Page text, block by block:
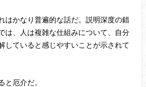
はかなり普遍的な話だ。説明深度の錯
は、人は複雑な仕組みについて、自分
していると感じやすいことが示されて
と厄介だ。